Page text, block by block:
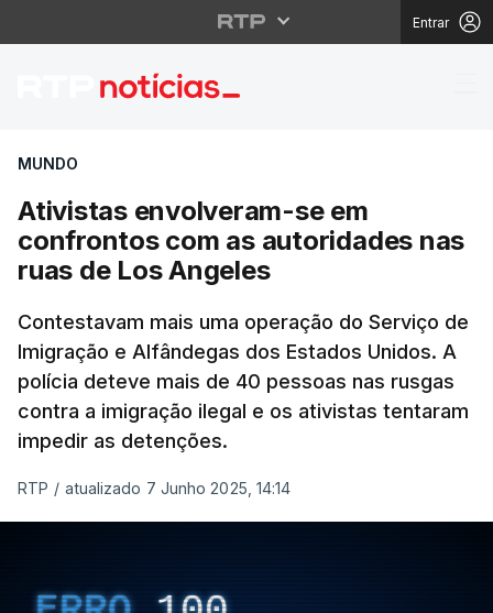
Entrar
Ativistas envolveram-
MUNDO
Ativistas envolveram-se em
confrontos com as autoridades nas
ruas de Los Angeles
Contestavam mais uma operação do Serviço de
Imigração e Alfândegas dos Estados Unidos. A
polícia deteve mais de 40 pessoas nas rusgas
contra a imigração ilegal e os ativistas tentaram
impedir as detenções.
RTP / atualizado 7 Junho 2025, 14:14